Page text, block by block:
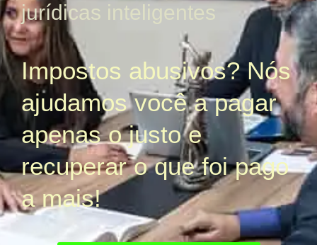
jurídicas inteligentes
Impostos abusivos? Nós
ajudamos você a pagar
apenas o justo e
recuperar o que foi pago
a mais!